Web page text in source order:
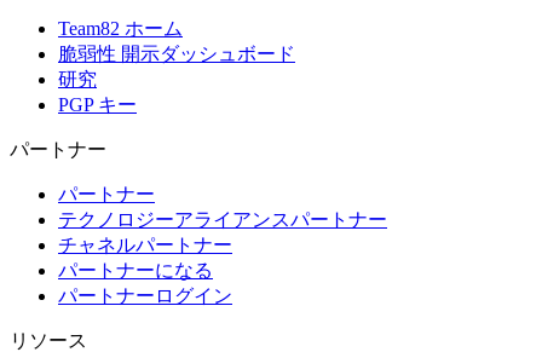
Team82 ホーム
脆弱性 開示ダッシュボード
研究
PGP キー
パートナー
パートナー
テクノロジーアライアンスパートナー
チャネルパートナー
パートナーになる
パートナーログイン
リソース